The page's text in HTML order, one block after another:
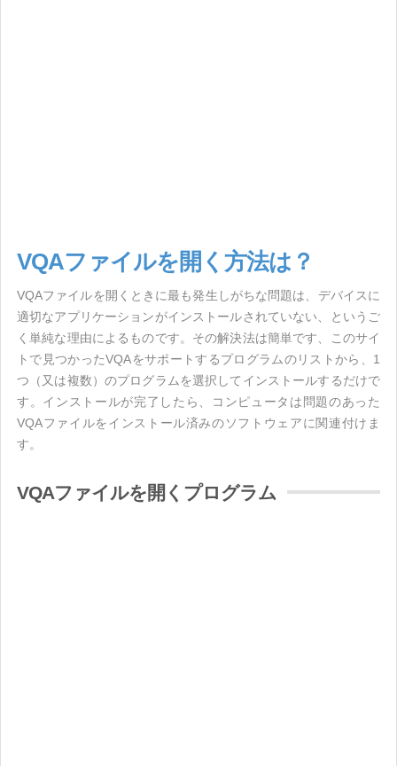
VQAファイルを開く方法は？
VQAファイルを開くときに最も発生しがちな問題は、デバイスに
適切なアプリケーションがインストールされていない、というご
く単純な理由によるものです。その解決法は簡単です、このサイ
トで見つかったVQAをサポートするプログラムのリストから、1
つ（又は複数）のプログラムを選択してインストールするだけで
す。インストールが完了したら、コンピュータは問題のあった
VQAファイルをインストール済みのソフトウェアに関連付けま
す。
VQAファイルを開くプログラム